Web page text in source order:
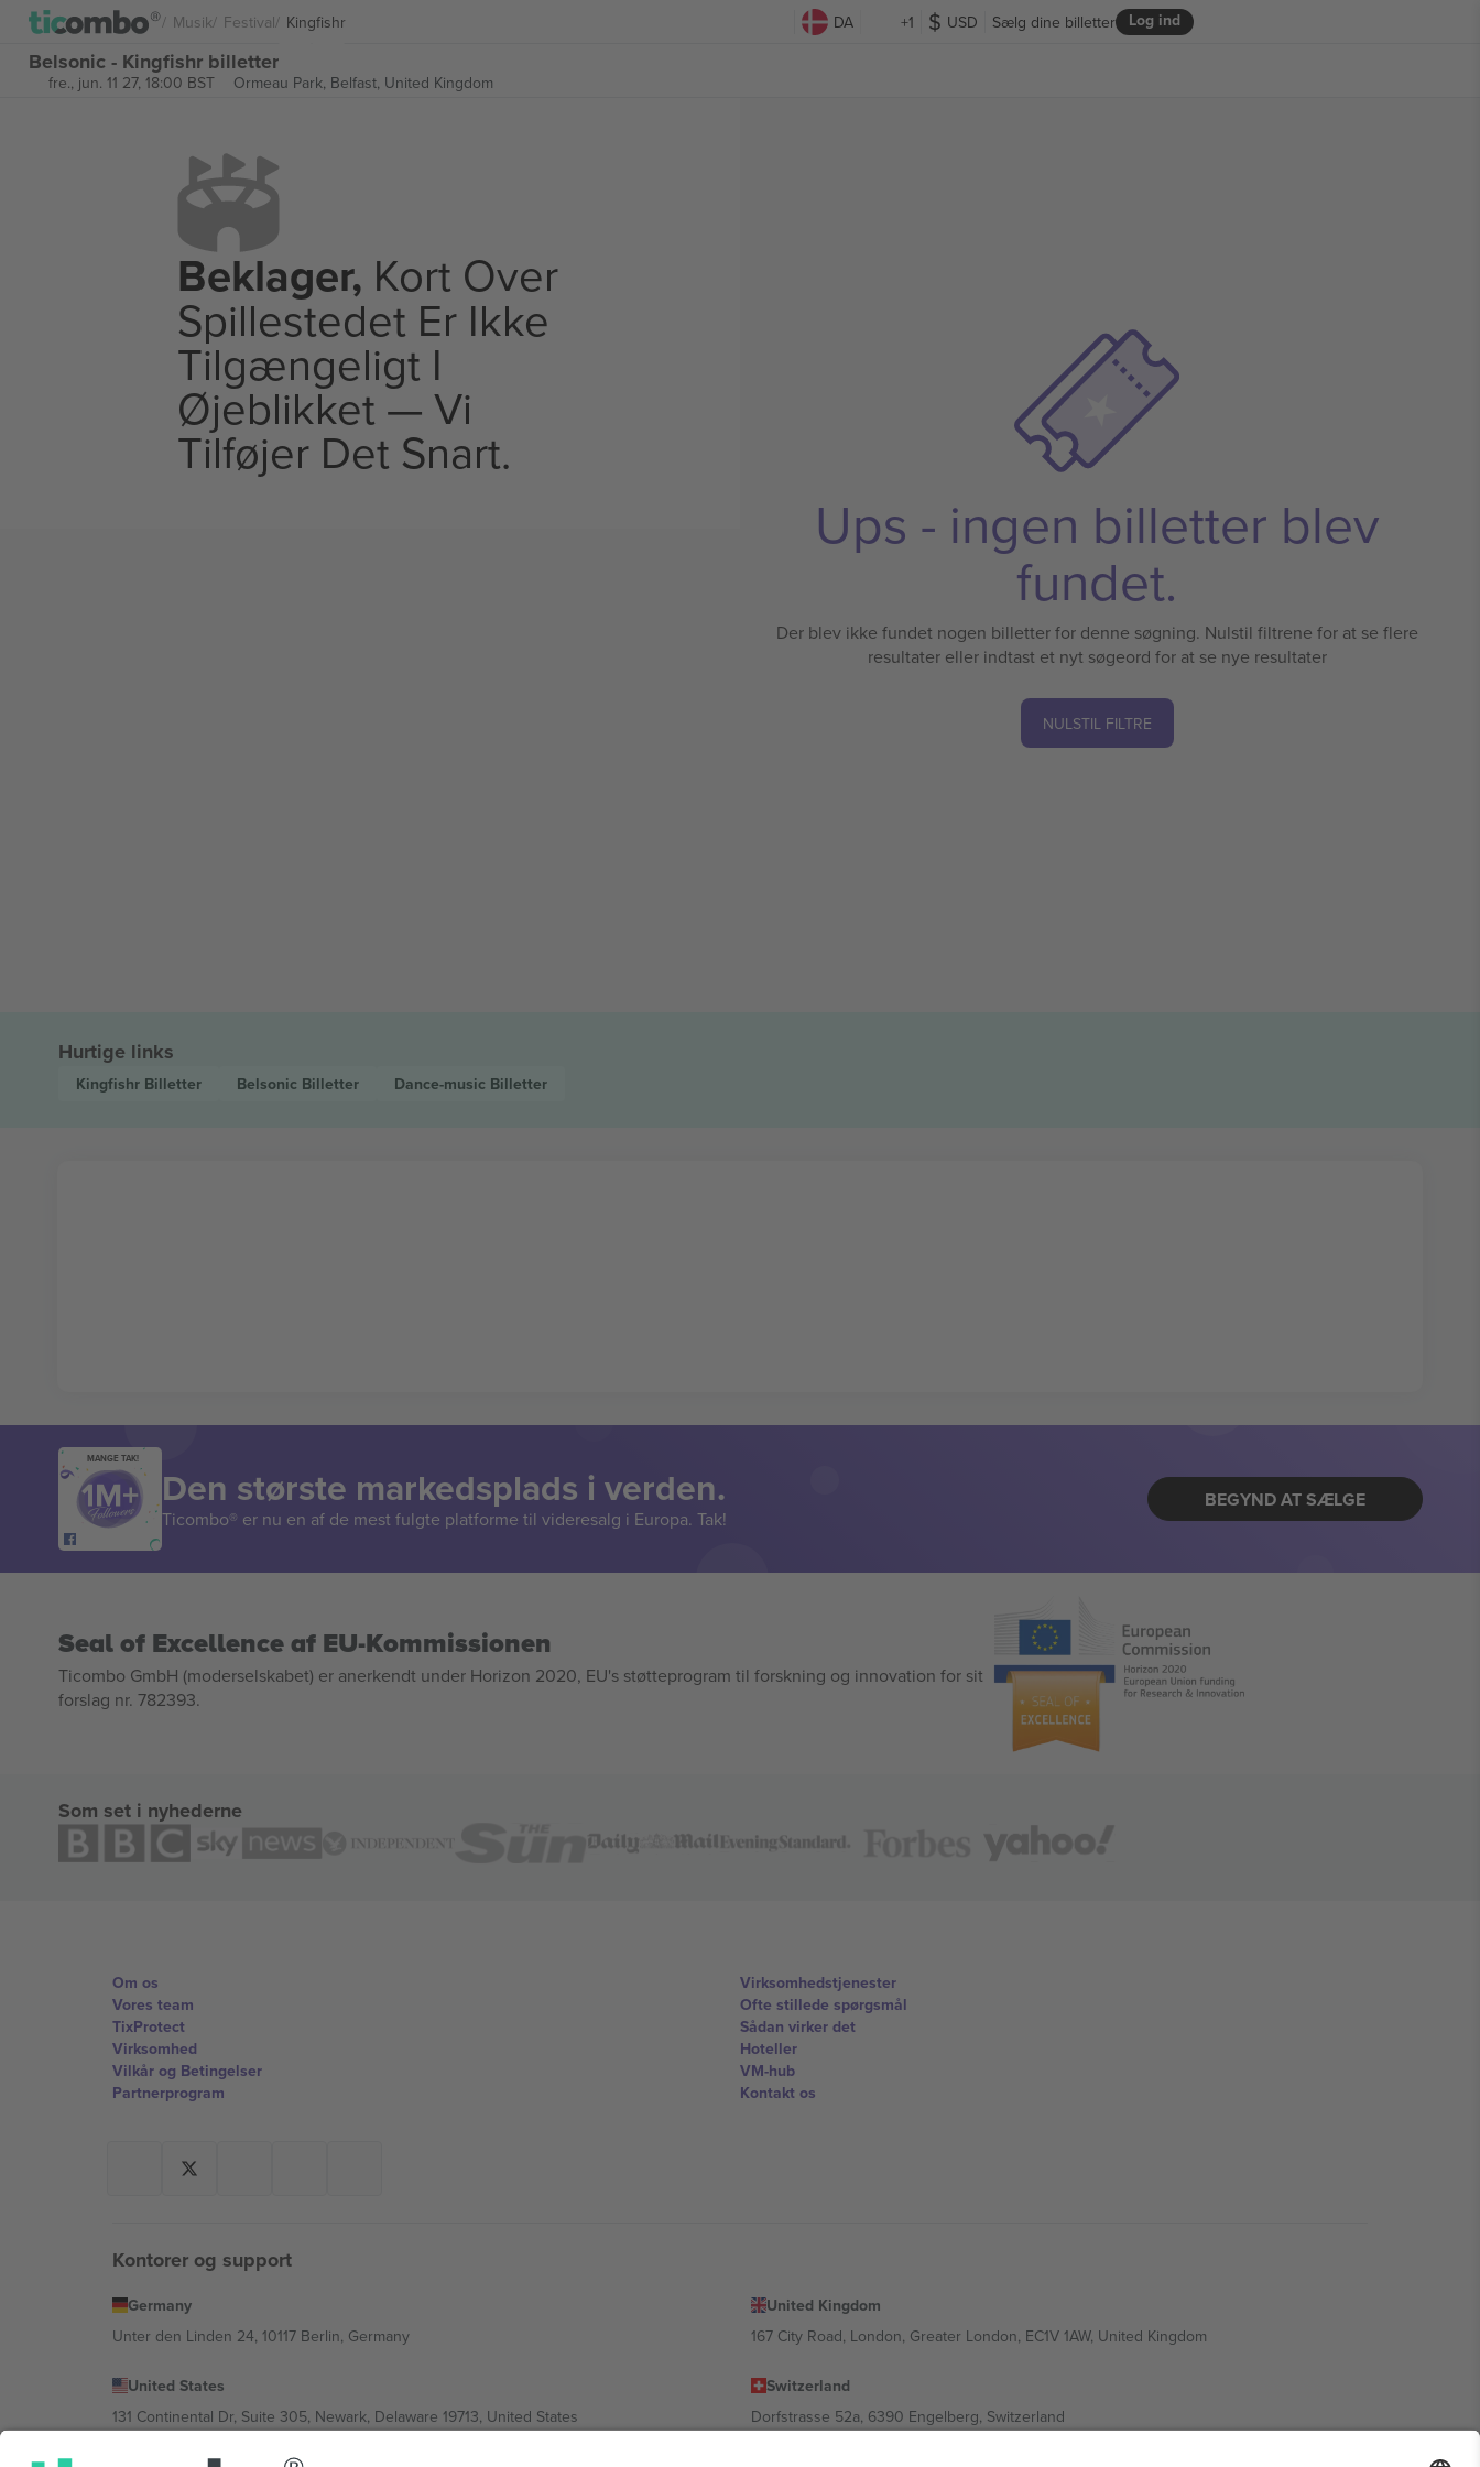
Musik Festival Kingfishr DA +1 USD Log ind
Sælg dine billetter
Belsonic - Kingfishr billetter
fre., jun. 11 27, 18:00 BST Ormeau Park, Belfast, United Kingdom
Beklager, Kort Over
Spillestedet Er Ikke
Tilgængeligt I
Øjeblikket — Vi
Tilføjer Det Snart.
Ups - ingen billetter blev
fundet.
Der blev ikke fundet nogen billetter for denne søgning. Nulstil filtrene for at se flere
resultater eller indtast et nyt søgeord for at se nye resultater
NULSTIL FILTRE
Hurtige links
Kingfishr Billetter Belsonic Billetter Dance-music Billetter
MANGE TAK!
Den største markedsplads i verden.
Ticombo® er nu en af de mest fulgte platforme til videresalg i Europa. Tak!
BEGYND AT SÆLGE
Seal of Excellence af EU-Kommissionen
Ticombo GmbH (moderselskabet) er anerkendt under Horizon 2020, EU's støtteprogram til forskning og innovation for sit
forslag nr. 782393.
Som set i nyhederne
Om os
Vores team
TixProtect
Virksomhed
Vilkår og Betingelser
Partnerprogram
Virksomhedstjenester
Ofte stillede spørgsmål
Sådan virker det
Hoteller
VM-hub
Kontakt os
Kontorer og support
Germany
Unter den Linden 24, 10117 Berlin, Germany
United Kingdom
167 City Road, London, Greater London, EC1V 1AW, United Kingdom
United States
131 Continental Dr, Suite 305, Newark, Delaware 19713, United States
Switzerland
Dorfstrasse 52a, 6390 Engelberg, Switzerland